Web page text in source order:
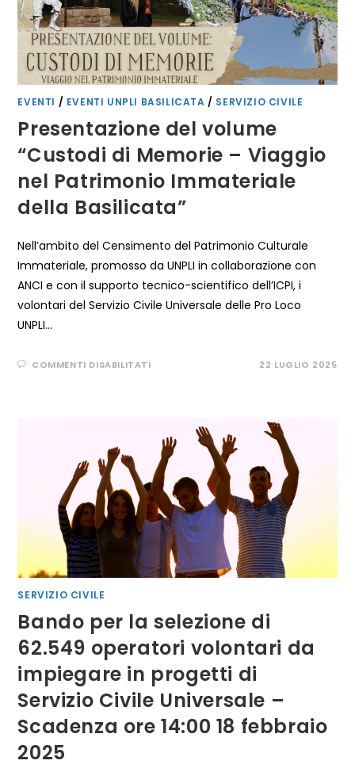
DEL
SERVIZIO
CIVILE
UNIVERSALE
UNPLI
BASILICATA
EVENTI / EVENTI UNPLI BASILICATA / SERVIZIO CIVILE
Presentazione del volume
“Custodi di Memorie – Viaggio
nel Patrimonio Immateriale
della Basilicata”
Nell’ambito del Censimento del Patrimonio Culturale
Immateriale, promosso da UNPLI in collaborazione con
ANCI e con il supporto tecnico-scientifico dell’ICPI, i
volontari del Servizio Civile Universale delle Pro Loco
UNPLI…
COMMENTI DISABILITATISU
MEMORIE
VIAGGIO
NEL
PATRIMONIO
IMMATERIALE
DELLA
BASILICATA”
22 LUGLIO 2025
SERVIZIO CIVILE
Bando per la selezione di
62.549 operatori volontari da
impiegare in progetti di
Servizio Civile Universale –
Scadenza ore 14:00 18 febbraio
2025